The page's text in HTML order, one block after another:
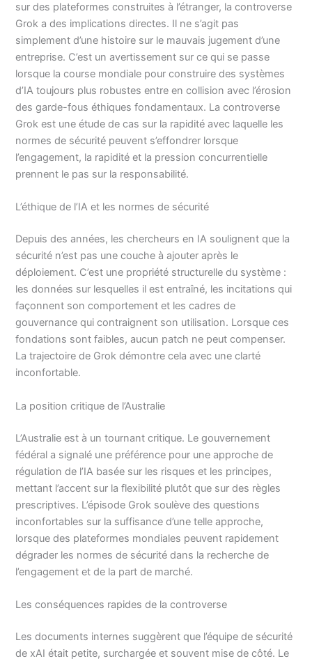
sur des plateformes construites à l’étranger, la controverse
Grok a des implications directes. Il ne s’agit pas
simplement d’une histoire sur le mauvais jugement d’une
entreprise. C’est un avertissement sur ce qui se passe
lorsque la course mondiale pour construire des systèmes
d’IA toujours plus robustes entre en collision avec l’érosion
des garde-fous éthiques fondamentaux. La controverse
Grok est une étude de cas sur la rapidité avec laquelle les
normes de sécurité peuvent s’effondrer lorsque
l’engagement, la rapidité et la pression concurrentielle
prennent le pas sur la responsabilité.
L’éthique de l’IA et les normes de sécurité
Depuis des années, les chercheurs en IA soulignent que la
sécurité n’est pas une couche à ajouter après le
déploiement. C’est une propriété structurelle du système :
les données sur lesquelles il est entraîné, les incitations qui
façonnent son comportement et les cadres de
gouvernance qui contraignent son utilisation. Lorsque ces
fondations sont faibles, aucun patch ne peut compenser.
La trajectoire de Grok démontre cela avec une clarté
inconfortable.
La position critique de l’Australie
L’Australie est à un tournant critique. Le gouvernement
fédéral a signalé une préférence pour une approche de
régulation de l’IA basée sur les risques et les principes,
mettant l’accent sur la flexibilité plutôt que sur des règles
prescriptives. L’épisode Grok soulève des questions
inconfortables sur la suffisance d’une telle approche,
lorsque des plateformes mondiales peuvent rapidement
dégrader les normes de sécurité dans la recherche de
l’engagement et de la part de marché.
Les conséquences rapides de la controverse
Les documents internes suggèrent que l’équipe de sécurité
de xAI était petite, surchargée et souvent mise de côté. Le